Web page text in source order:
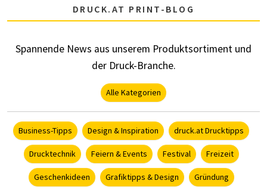
DRUCK.AT PRINT-BLOG
Spannende News aus unserem Produktsortiment und
der Druck-Branche.
Alle Kategorien
Business-Tipps Design & Inspiration druck.at Drucktipps
Drucktechnik Feiern & Events Festival Freizeit
Geschenkideen Grafiktipps & Design Gründung